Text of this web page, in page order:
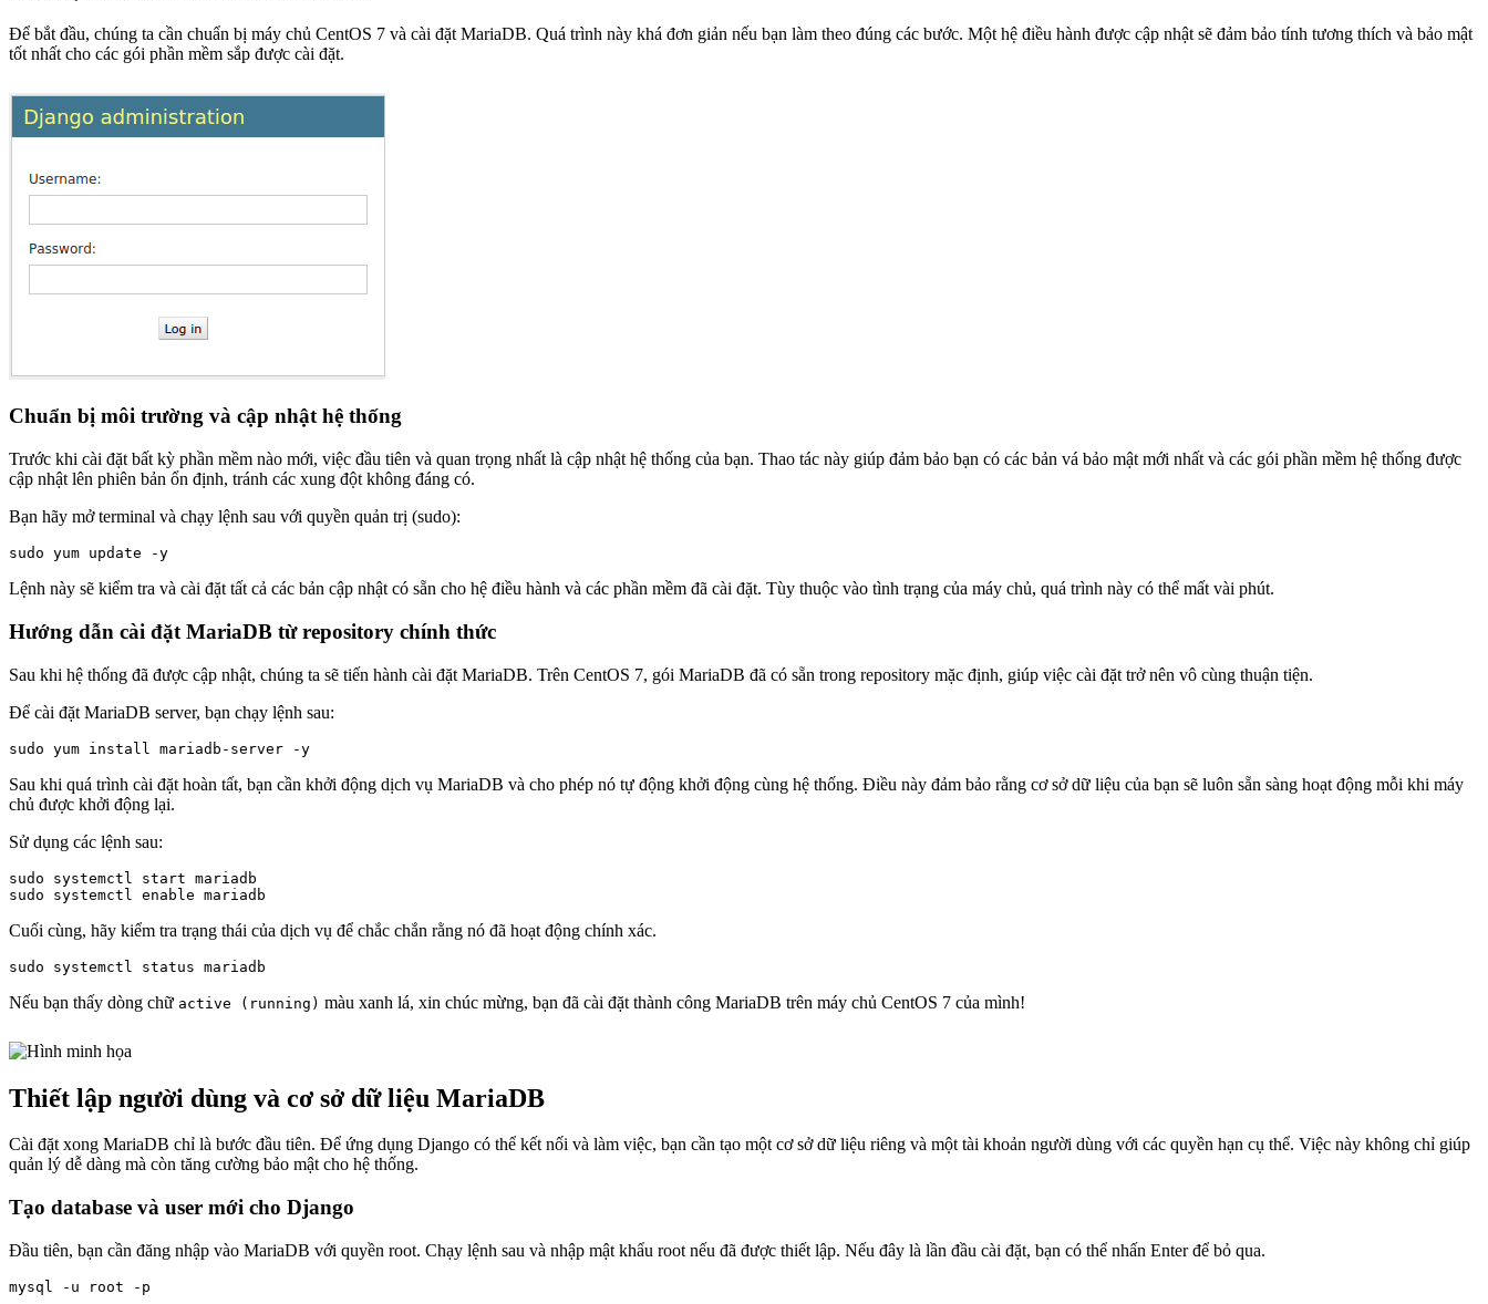
Để bắt đầu, chúng ta cần chuẩn bị máy chủ CentOS 7 và cài đặt MariaDB. Quá trình này khá đơn giản nếu bạn làm theo đúng các bước. Một hệ điều hành được cập nhật sẽ đảm bảo tính tương thích và bảo mật
tốt nhất cho các gói phần mềm sắp được cài đặt.
Chuẩn bị môi trường và cập nhật hệ thống
Trước khi cài đặt bất kỳ phần mềm nào mới, việc đầu tiên và quan trọng nhất là cập nhật hệ thống của bạn. Thao tác này giúp đảm bảo bạn có các bản vá bảo mật mới nhất và các gói phần mềm hệ thống được
cập nhật lên phiên bản ổn định, tránh các xung đột không đáng có.
Bạn hãy mở terminal và chạy lệnh sau với quyền quản trị (sudo):
sudo yum update -y
Lệnh này sẽ kiểm tra và cài đặt tất cả các bản cập nhật có sẵn cho hệ điều hành và các phần mềm đã cài đặt. Tùy thuộc vào tình trạng của máy chủ, quá trình này có thể mất vài phút.
Hướng dẫn cài đặt MariaDB từ repository chính thức
Sau khi hệ thống đã được cập nhật, chúng ta sẽ tiến hành cài đặt MariaDB. Trên CentOS 7, gói MariaDB đã có sẵn trong repository mặc định, giúp việc cài đặt trở nên vô cùng thuận tiện.
Để cài đặt MariaDB server, bạn chạy lệnh sau:
sudo yum install mariadb-server -y
Sau khi quá trình cài đặt hoàn tất, bạn cần khởi động dịch vụ MariaDB và cho phép nó tự động khởi động cùng hệ thống. Điều này đảm bảo rằng cơ sở dữ liệu của bạn sẽ luôn sẵn sàng hoạt động mỗi khi máy
chủ được khởi động lại.
Sử dụng các lệnh sau:
sudo systemctl start mariadb
sudo systemctl enable mariadb
Cuối cùng, hãy kiểm tra trạng thái của dịch vụ để chắc chắn rằng nó đã hoạt động chính xác.
sudo systemctl status mariadb
Nếu bạn thấy dòng chữ active (running) màu xanh lá, xin chúc mừng, bạn đã cài đặt thành công MariaDB trên máy chủ CentOS 7 của mình!
Thiết lập người dùng và cơ sở dữ liệu MariaDB
Cài đặt xong MariaDB chỉ là bước đầu tiên. Để ứng dụng Django có thể kết nối và làm việc, bạn cần tạo một cơ sở dữ liệu riêng và một tài khoản người dùng với các quyền hạn cụ thể. Việc này không chỉ giúp
quản lý dễ dàng mà còn tăng cường bảo mật cho hệ thống.
Tạo database và user mới cho Django
Đầu tiên, bạn cần đăng nhập vào MariaDB với quyền root. Chạy lệnh sau và nhập mật khẩu root nếu đã được thiết lập. Nếu đây là lần đầu cài đặt, bạn có thể nhấn Enter để bỏ qua.
mysql -u root -p